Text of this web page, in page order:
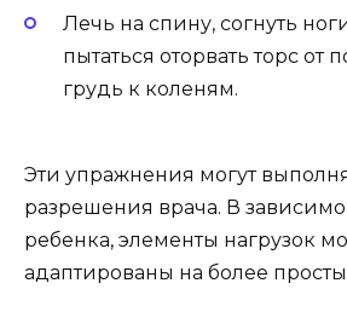
Лечь на спину, согнуть
пытаться оторвать торс от
грудь к коленям.
Эти упражнения могут
разрешения врача. В
ребенка, элементы нагрузок
адаптированы на более